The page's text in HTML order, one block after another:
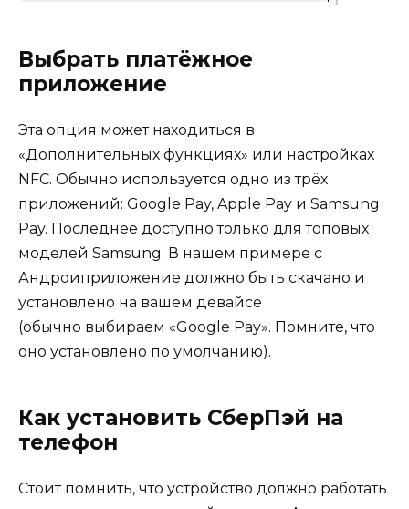
Выбрать платёжное
приложение
Эта опция может находиться в
«Дополнительных функциях» или настройках
NFC. Обычно используется одно из трёх
приложений: Google Pay, Apple Pay и Samsung
Pay. Последнее доступно только для топовых
моделей Samsung. В нашем примере с
Андроиприложение должно быть скачано и
установлено на вашем девайсе
(обычно выбираем «Google Pay». Помните, что
оно установлено по умолчанию).
Как установить СберПэй на
телефон
Стоит помнить, что устройство должно работать